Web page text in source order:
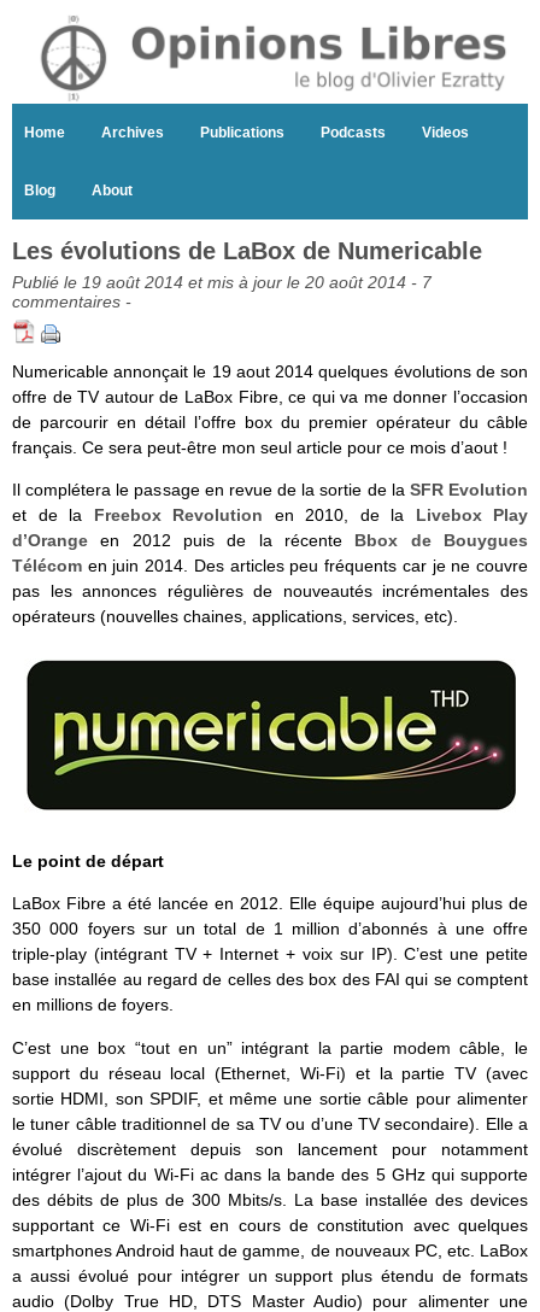
Home Archives Publications Podcasts Videos
Blog About
Les évolutions de LaBox de Numericable
Publié le 19 août 2014 et mis à jour le 20 août 2014 - 7
commentaires -
Numericable annonçait le 19 aout 2014 quelques évolutions de son
offre de TV autour de LaBox Fibre, ce qui va me donner l’occasion
de parcourir en détail l’offre box du premier opérateur du câble
français. Ce sera peut-être mon seul article pour ce mois d’aout !
Il complétera le passage en revue de la sortie de la SFR Evolution
et de la Freebox Revolution en 2010, de la Livebox Play
d’Orange en 2012 puis de la récente Bbox de Bouygues
Télécom en juin 2014. Des articles peu fréquents car je ne couvre
pas les annonces régulières de nouveautés incrémentales des
opérateurs (nouvelles chaines, applications, services, etc).
Le point de départ
LaBox Fibre a été lancée en 2012. Elle équipe aujourd’hui plus de
350 000 foyers sur un total de 1 million d’abonnés à une offre
triple-play (intégrant TV + Internet + voix sur IP). C’est une petite
base installée au regard de celles des box des FAI qui se comptent
en millions de foyers.
C’est une box “tout en un” intégrant la partie modem câble, le
support du réseau local (Ethernet, Wi-Fi) et la partie TV (avec
sortie HDMI, son SPDIF, et même une sortie câble pour alimenter
le tuner câble traditionnel de sa TV ou d’une TV secondaire). Elle a
évolué discrètement depuis son lancement pour notamment
intégrer l’ajout du Wi-Fi ac dans la bande des 5 GHz qui supporte
des débits de plus de 300 Mbits/s. La base installée des devices
supportant ce Wi-Fi est en cours de constitution avec quelques
smartphones Android haut de gamme, de nouveaux PC, etc. LaBox
a aussi évolué pour intégrer un support plus étendu de formats
audio (Dolby True HD, DTS Master Audio) pour alimenter une